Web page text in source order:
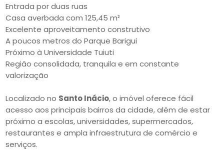
Entrada por duas ruas
Casa averbada com 125,45 m²
Excelente aproveitamento construtivo
A poucos metros do Parque Barigui
Próximo à Universidade Tuiuti
Região consolidada, tranquila e em constante
valorização
Localizado no Santo Inácio, o imóvel oferece fácil
acesso aos principais bairros da cidade, além de estar
próximo a escolas, universidades, supermercados,
restaurantes e ampla infraestrutura de comércio e
serviços.